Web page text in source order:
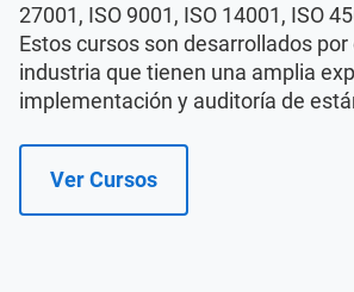
27001, ISO 9001, ISO 14001, ISO
Estos cursos son desarrollados
industria que tienen una amplia
implementación y auditoría de
Ver Cursos